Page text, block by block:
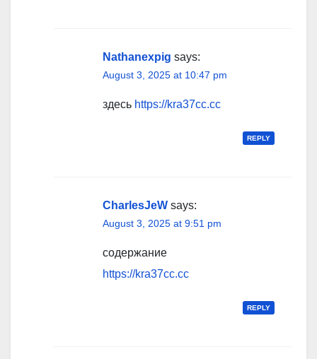
Nathanexpig says:
August 3, 2025 at 10:47 pm
здесь https://kra37cc.cc
REPLY
CharlesJeW says:
August 3, 2025 at 9:51 pm
содержание
https://kra37cc.cc
REPLY